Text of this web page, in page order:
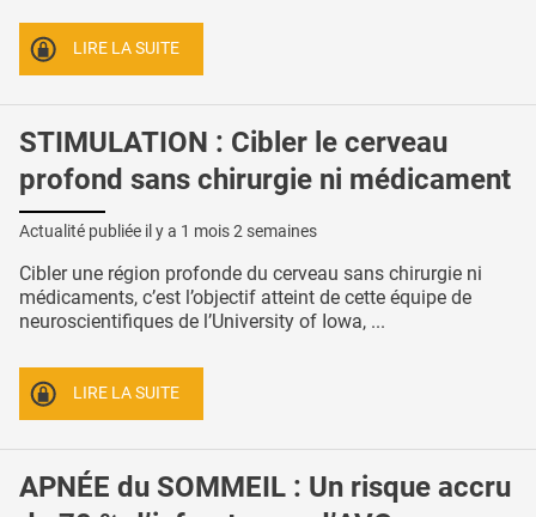
LIRE LA SUITE
STIMULATION : Cibler le cerveau
profond sans chirurgie ni médicament
Actualité publiée il y a 1 mois 2 semaines
Cibler une région profonde du cerveau sans chirurgie ni
médicaments, c’est l’objectif atteint de cette équipe de
neuroscientifiques de l’University of Iowa, ...
LIRE LA SUITE
APNÉE du SOMMEIL : Un risque accru